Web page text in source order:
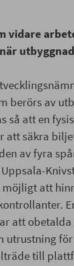
vidare
berörs av
så att en
att säkra
av fyra
att
att obetalda
utrustning
till